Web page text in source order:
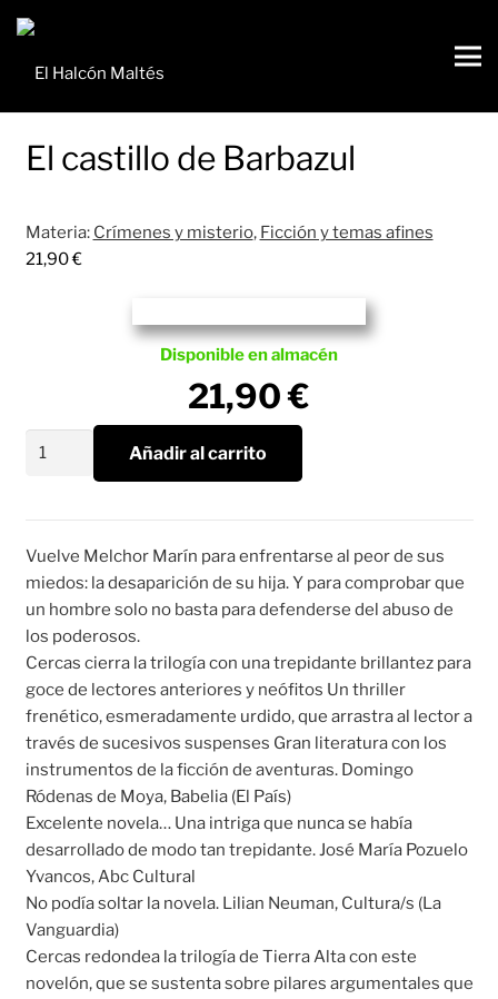
El castillo de Barbazul
Materia: Crímenes y misterio, Ficción y temas afines
21,90€
Disponible en almacén
21,90€
cantidad
Añadir al carrito
Vuelve Melchor Marín para enfrentarse al peor de sus
miedos: la desaparición de su hija. Y para comprobar que
un hombre solo no basta para defenderse del abuso de
los poderosos.
Cercas cierra la trilogía con una trepidante brillantez para
goce de lectores anteriores y neófitos Un thriller
frenético, esmeradamente urdido, que arrastra al lector a
través de sucesivos suspenses Gran literatura con los
instrumentos de la ficción de aventuras. Domingo
Ródenas de Moya, Babelia (El País)
Excelente novela… Una intriga que nunca se había
desarrollado de modo tan trepidante. José María Pozuelo
Yvancos, Abc Cultural
No podía soltar la novela. Lilian Neuman, Cultura/s (La
Vanguardia)
Cercas redondea la trilogía de Tierra Alta con este
novelón, que se sustenta sobre pilares argumentales que